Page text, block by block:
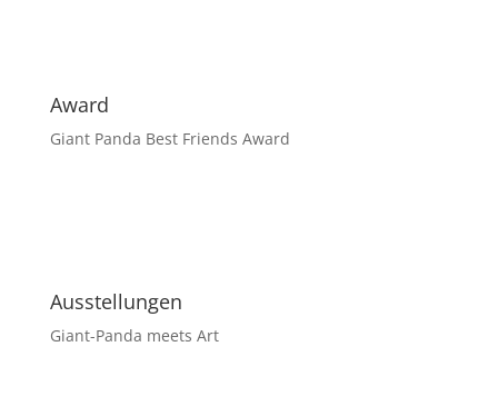
Award
Giant Panda Best Friends Award
Ausstellungen
Giant-Panda meets Art